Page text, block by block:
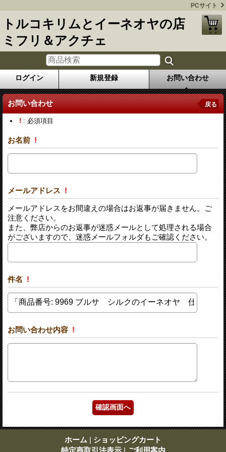
PCサイト
トルコキリムとイーネオヤの店
ミフリ＆アクチェ
ログイン 新規登録 お問い合わせ
お問い合わせ 戻る
! : 必須項目
お名前 !
メールアドレス !
メールアドレスをお間違えの場合はお返事が届きません。ご
注意ください。
また、弊店からのお返事が迷惑メールとして処理される場合
がございますので、迷惑メールフォルダもご確認ください。
件名 !
お問い合わせ内容 !
ホーム | ショッピングカート
特定商取引法表示 | ご利用案内